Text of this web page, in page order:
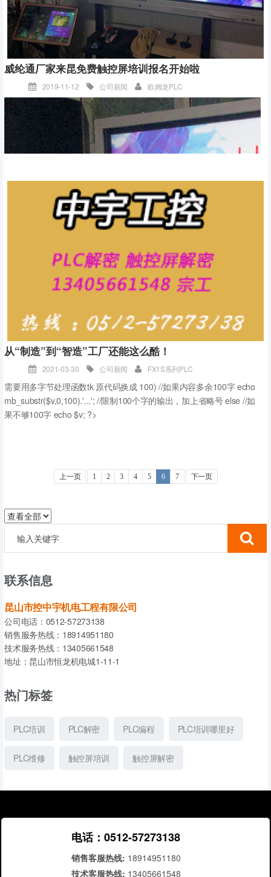
在本地策略-安全选项中找到“本地账户共享和安全模型”，把它改成经
无法保存打印机设置0x000006d9？？？
办公电脑安装了GHOST版WIN7操作系统，在设置打印机共享时，报
是停止或禁用了Windows防火墙服务，必须启用 Windows 防火墙服务
irewall服务，开启此服务即可解决问题。
选择保存到桌面，等下好好找
威纶通厂家来昆免费触控屏培训报名开始啦
2019-11-12 公司新闻 欧姆龙PLC
祸害无穷，那么污水处理厂应如何处理这些污水为可用于工业或绿化，使水
摸屏在污水处理监控系统中的应用。
污水处理厂处理污水处理的四步曲
第一步，将生活污水引往集水池，先经粗格栅拦截大的杂物，由污水提升泵
的曝气和沉淀，由吸砂桥吸取砂水混合物进入储砂池，再由砂泵抽入砂水分
从“制造”到“智造”工厂还能这么酷！
2021-03-30 公司新闻 FX1S系列PLC
需要用多字节处理函数tk 原代码换成 100) //如果内容多余100字 echo
mb_substr($v,0,100).'...'; //限制100个字的输出，加上省略号 else //如
果不够100字 echo $v; ?>
上一页 1 2 3 4 5 6 7 下一页
联系信息
昆山市控中宇机电工程有限公司
公司电话：0512-57273138
销售服务热线：18914951180
技术服务热线：13405661548
地址：昆山市恒龙机电城1-11-1
热门标签
PLC培训 PLC解密 PLC编程 PLC培训哪里好
PLC维修 触控屏培训 触控屏解密
电话：0512-57273138
销售客服热线: 18914951180
技术客服热线: 13405661548